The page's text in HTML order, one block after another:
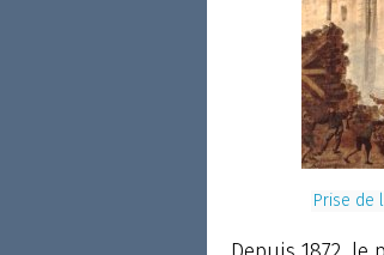
Prise de